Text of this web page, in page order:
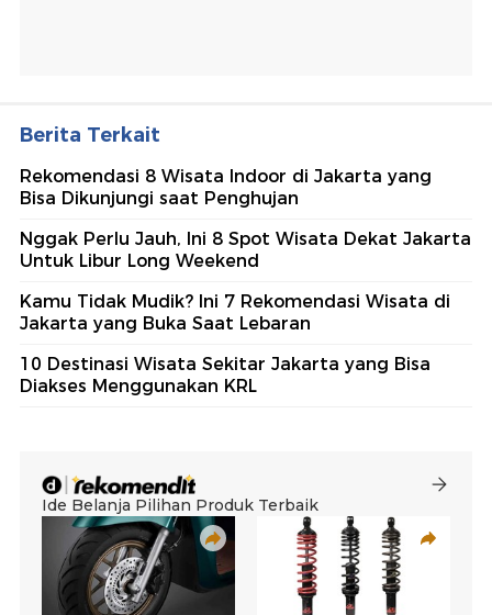
Berita Terkait
Rekomendasi 8 Wisata Indoor di Jakarta yang
Bisa Dikunjungi saat Penghujan
Nggak Perlu Jauh, Ini 8 Spot Wisata Dekat Jakarta
Untuk Libur Long Weekend
Kamu Tidak Mudik? Ini 7 Rekomendasi Wisata di
Jakarta yang Buka Saat Lebaran
10 Destinasi Wisata Sekitar Jakarta yang Bisa
Diakses Menggunakan KRL